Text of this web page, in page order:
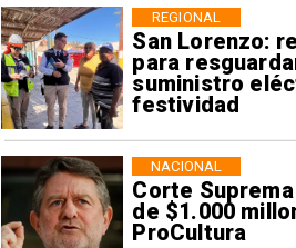
San Lorenzo:
para
suministro
festividad
REGIONAL
Corte
de $1.000
ProCultura
NACIONAL